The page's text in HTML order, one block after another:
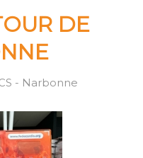
DE
- Narbonne